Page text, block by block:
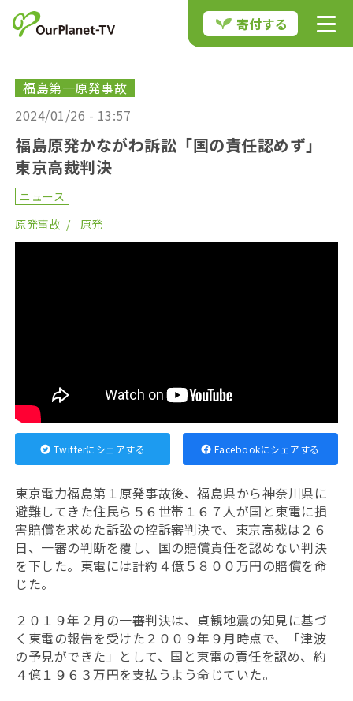
寄付する
福島第一原発事故
2024/01/26 - 13:57
福島原発かながわ訴訟「国の責任認めず」
東京高裁判決
ニュース
原発事故
原発
Twitterにシェアする Facebookにシェアする
東京電力福島第１原発事故後、福島県から神奈川県に
避難してきた住民ら５６世帯１６７人が国と東電に損
害賠償を求めた訴訟の控訴審判決で、東京高裁は２６
日、一審の判断を覆し、国の賠償責任を認めない判決
を下した。東電には計約４億５８００万円の賠償を命
じた。
２０１９年２月の一審判決は、 貞観地震の知見に基づ
く東電の報告を受けた２００９年９月時点で、「津波
の予見ができた」として、国と東電の責任を認め、約
４億１９６３万円を支払うよう命じていた。